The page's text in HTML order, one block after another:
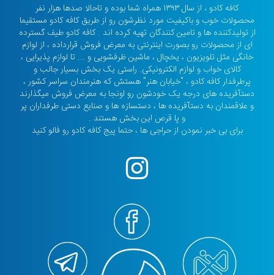
کافه کادو ، از سال ۱۳۹۳ همراه شما بوده و تاحالا صدها هزار نفر
محصولات خوب و باکیفیت مورد نظرشون رو از طریق کافه کادو مستقیما
از تولیدکننده ها و تامین کنندگان تهیه کرده اند . کافه کادو طیف گسترده
ای از محصولات رو بصورت اینترنتی به معرض فروش قرارداده ، از لوازم
خانگی مثل تلویزیون ، یخچال ، ماشین ظرفشویی و ... تا لوازم پذیرایی ،
کالای خواب و لوازم الکترونیکی. راستی یک بخش بسیار جالب و
پرطرفدار کافه کادو ، "خیابان هنر" هستش که هنرمندان سراسر کشور ،
دستآفریده های درجه یک خودشون رو اونجا به معرض فروش میگذارند
و علاقمندان به دستآفریده ها ، دستسازه ها و صنایع دستی طرفداران پر
و پا قرص این بخش هستند .
برای بی خبر نمودن از حراجی ها ، حتما پیج کافه کادو رو فالو کنید